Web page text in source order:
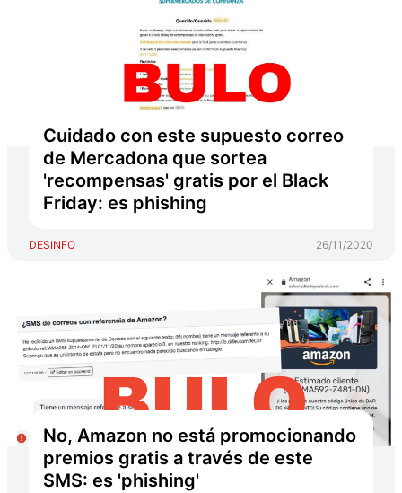
Cuidado con este supuesto correo
de Mercadona que sortea
'recompensas' gratis por el Black
Friday: es phishing
DESINFO 26/11/2020
No, Amazon no está promocionando
premios gratis a través de este
SMS: es 'phishing'